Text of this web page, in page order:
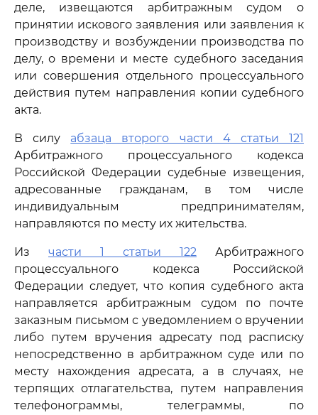
деле, извещаются арбитражным судом о
принятии искового заявления или заявления к
производству и возбуждении производства по
делу, о времени и месте судебного заседания
или совершения отдельного процессуального
действия путем направления копии судебного
акта.
В силу абзаца второго части 4 статьи 121
Арбитражного процессуального кодекса
Российской Федерации судебные извещения,
адресованные гражданам, в том числе
индивидуальным предпринимателям,
направляются по месту их жительства.
Из части 1 статьи 122 Арбитражного
процессуального кодекса Российской
Федерации следует, что копия судебного акта
направляется арбитражным судом по почте
заказным письмом с уведомлением о вручении
либо путем вручения адресату под расписку
непосредственно в арбитражном суде или по
месту нахождения адресата, а в случаях, не
терпящих отлагательства, путем направления
телефонограммы, телеграммы, по